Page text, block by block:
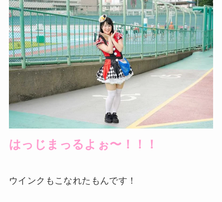
はっじまっるよぉ〜！！！
ウインクもこなれたもんです！